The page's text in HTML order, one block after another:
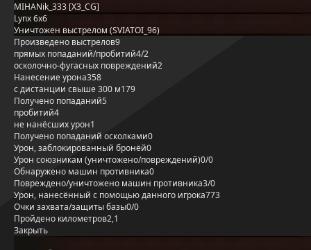
MIHANik_333 [X3_CG]
Lynx 6x6
Уничтожен выстрелом (SVIATOI_96)
Произведено выстрелов9
прямых попаданий/пробитий4/2
осколочно-фугасных повреждений2
Нанесение урона358
с дистанции свыше 300 м179
Получено попаданий5
пробитий4
не нанёсших урон1
Получено попаданий осколками0
Урон, заблокированный бронёй0
Урон союзникам (уничтожено/повреждений)0/0
Обнаружено машин противника0
Повреждено/уничтожено машин противника3/0
Урон, нанесённый с помощью данного игрока773
Очки захвата/защиты базы0/0
Пройдено километров2,1
Закрыть